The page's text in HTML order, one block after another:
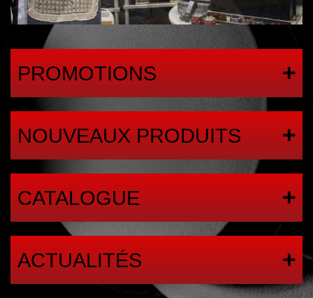
PROMOTIONS
NOUVEAUX PRODUITS
CATALOGUE
ACTUALITÉS